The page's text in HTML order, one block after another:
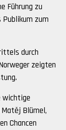
Führung zu
zum
durch
zeigten
wichtige
Matěj Blümel,
Chancen